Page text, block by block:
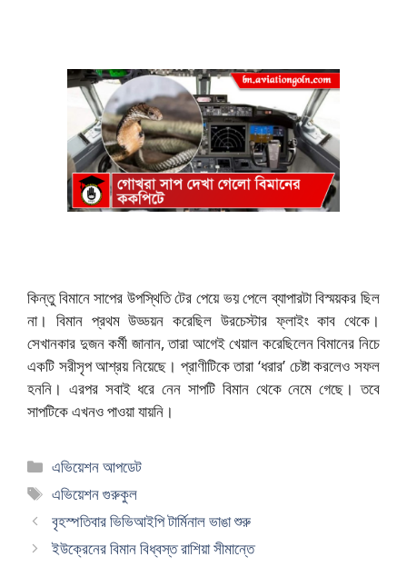
কিন্তু বিমানে সাপের উপস্থিতি টের পেয়ে ভয় পেলে ব্যাপারটা বিস্ময়কর ছিল
না। বিমান প্রথম উড্ডয়ন করেছিল উরচেস্টার ফ্লাইং কাব থেকে।
সেখানকার দুজন কর্মী জানান, তারা আগেই খেয়াল করেছিলেন বিমানের নিচে
একটি সরীসৃপ আশ্রয় নিয়েছে। প্রাণীটিকে তারা ‘ধরার’ চেষ্টা করলেও সফল
হননি। এরপর সবাই ধরে নেন সাপটি বিমান থেকে নেমে গেছে। তবে
সাপটিকে এখনও পাওয়া যায়নি।
বিভাগ
সমূহ
এভিয়েশন আপডেট
ট্যাগ
সমূহ
এভিয়েশন গুরুকুল
বৃহস্পতিবার ভিভিআইপি টার্মিনাল ভাঙা শুরু
ইউক্রেনের বিমান বিধ্বস্ত রাশিয়া সীমান্তে